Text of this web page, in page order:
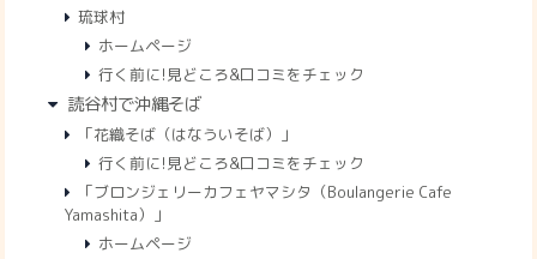
琉球村
ホームページ
行く前に!見どころ&口コミをチェック
読谷村で沖縄そば
「花織そば（はなういそば）」
行く前に!見どころ&口コミをチェック
「ブロンジェリーカフェヤマシタ（Boulangerie Cafe
Yamashita）」
ホームページ